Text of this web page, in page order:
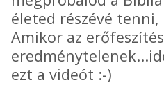
életed részévé
Amikor az
ezt a videót :-)